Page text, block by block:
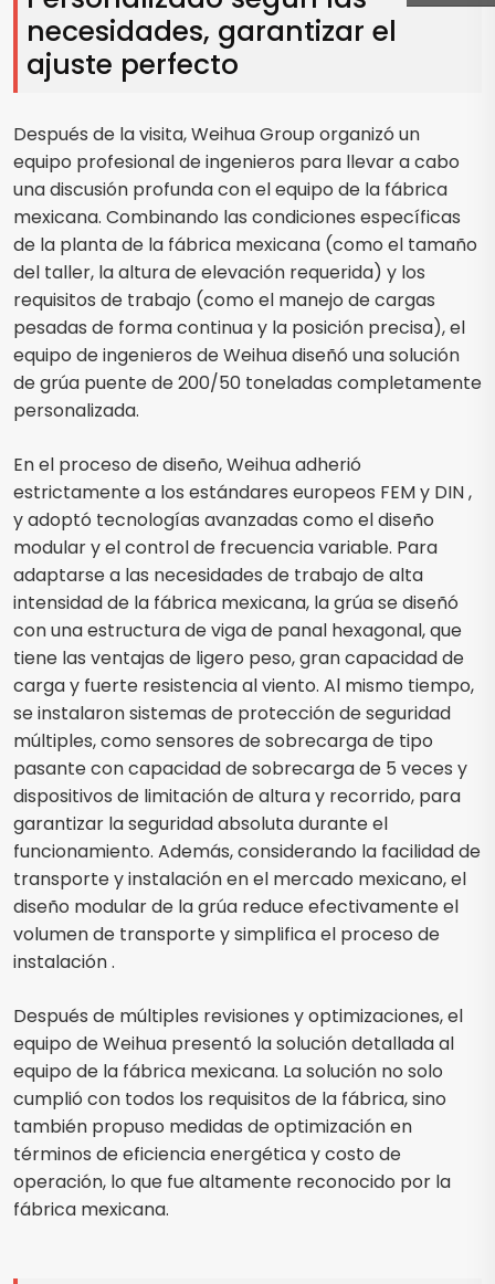
necesidades, garantizar el
ajuste perfecto
Después de la visita, Weihua Group organizó un
equipo profesional de ingenieros para llevar a cabo
una discusión profunda con el equipo de la fábrica
mexicana. Combinando las condiciones específicas
de la planta de la fábrica mexicana (como el tamaño
del taller, la altura de elevación requerida) y los
requisitos de trabajo (como el manejo de cargas
pesadas de forma continua y la posición precisa), el
equipo de ingenieros de Weihua diseñó una solución
de grúa puente de 200/50 toneladas completamente
personalizada.
En el proceso de diseño, Weihua adherió
estrictamente a los estándares europeos FEM y DIN ,
y adoptó tecnologías avanzadas como el diseño
modular y el control de frecuencia variable. Para
adaptarse a las necesidades de trabajo de alta
intensidad de la fábrica mexicana, la grúa se diseñó
con una estructura de viga de panal hexagonal, que
tiene las ventajas de ligero peso, gran capacidad de
carga y fuerte resistencia al viento. Al mismo tiempo,
se instalaron sistemas de protección de seguridad
múltiples, como sensores de sobrecarga de tipo
pasante con capacidad de sobrecarga de 5 veces y
dispositivos de limitación de altura y recorrido, para
garantizar la seguridad absoluta durante el
funcionamiento. Además, considerando la facilidad de
transporte y instalación en el mercado mexicano, el
diseño modular de la grúa reduce efectivamente el
volumen de transporte y simplifica el proceso de
instalación .
Después de múltiples revisiones y optimizaciones, el
equipo de Weihua presentó la solución detallada al
equipo de la fábrica mexicana. La solución no solo
cumplió con todos los requisitos de la fábrica, sino
también propuso medidas de optimización en
términos de eficiencia energética y costo de
operación, lo que fue altamente reconocido por la
fábrica mexicana.